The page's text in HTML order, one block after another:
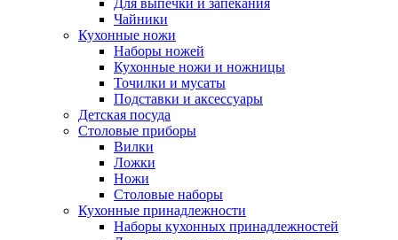
Для выпечки и запекания
Чайники
Кухонные ножи
Наборы ножей
Кухонные ножи и ножницы
Точилки и мусаты
Подставки и аксессуары
Детская посуда
Столовые приборы
Вилки
Ложки
Ножи
Столовые наборы
Кухонные принадлежности
Наборы кухонных принадлежностей